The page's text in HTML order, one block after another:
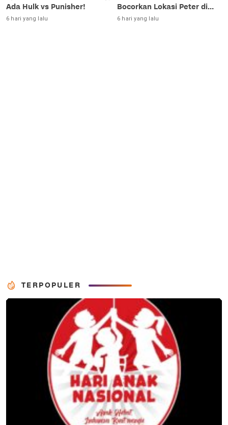
Ada Hulk vs Punisher!
6 hari yang lalu
Bocorkan Lokasi Peter di
Luar Angkasa!
6 hari yang lalu
TERPOPULER